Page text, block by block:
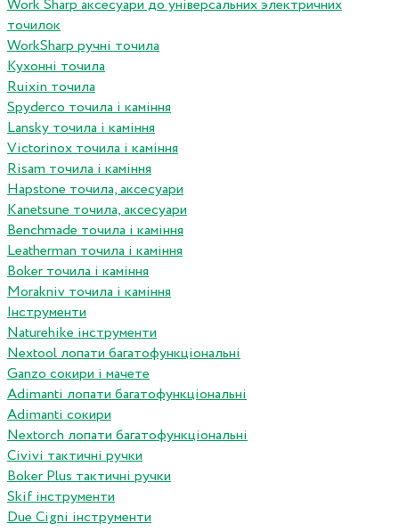
Work Sharp аксесуари до унiверсальних электричних
точилок
WorkSharp ручні точила
Кухонні точила
Ruixin точила
Spyderco точила і каміння
Lansky точила і каміння
Victorinox точила і каміння
Risam точила і каміння
Hapstone точила, аксесуари
Kanetsune точила, аксесуари
Benchmade точила і каміння
Leatherman точила і каміння
Boker точила і каміння
Morakniv точила і каміння
Інструменти
Naturehike інструменти
Nextool лопати багатофункціональні
Ganzo сокири і мачете
Adimanti лопати багатофункціональні
Adimanti сокири
Nextorch лопати багатофункціональні
Сivivi тактичні ручки
Boker Plus тактичні ручки
Skif інструменти
Due Cigni інструменти